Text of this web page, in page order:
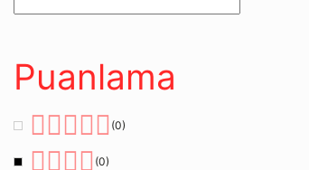
Puanlama
(0)
(0)